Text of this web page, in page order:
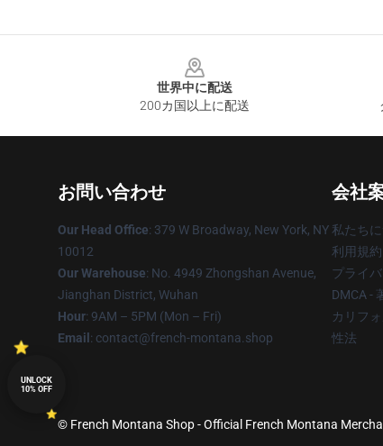
世界中に配送
200カ国以上に配送
お問い合わせ
Our Head Office: 379 W Broadway, New York, NY
10012
Our Warehouse: No. 4949 Zhongshan Avenue,
Jianghan District, Wuhan
Hour: 9AM – 5PM (Mon – Fri)
Email : contact@french-montana.shop
会社
私たち
利用規約
プライ
DMCA -
カリフ
性法
© French Montana Shop - Official French Montana
UNLOCK
10% OFF